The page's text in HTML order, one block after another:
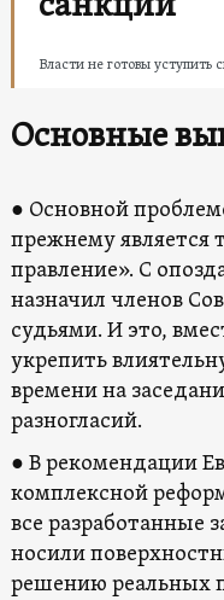
Власти не готовы уступить
Основные
● Основной
прежнему является
правление». С
назначил членов
судьями. И это,
укрепить
времени на
разногласий.
● В рекомендации
комплексной
все разработанные
носили
решению реальных